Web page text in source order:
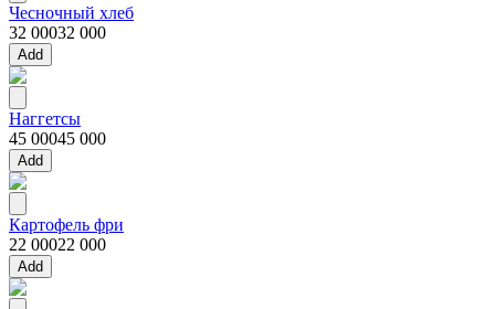
Чесночный хлеб
32 00032 000
Add
Наггетсы
45 00045 000
Add
Картофель фри
22 00022 000
Add